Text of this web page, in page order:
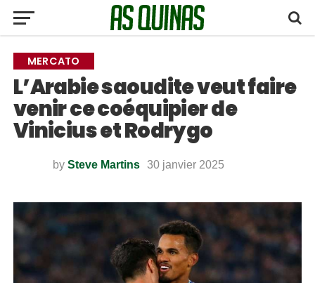
MERCATO
L’Arabie saoudite veut faire
venir ce coéquipier de
Vinicius et Rodrygo
by Steve Martins 30 janvier 2025